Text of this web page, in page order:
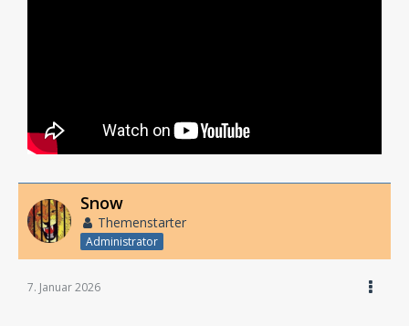
Snow
Themenstarter
Administrator
7. Januar 2026